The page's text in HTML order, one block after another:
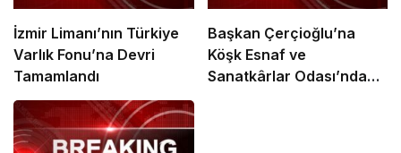
İzmir Limanı’nın Türkiye
Varlık Fonu’na Devri
Tamamlandı
Başkan Çerçioğlu’na
Köşk Esnaf ve
Sanatkârlar Odası’ndan